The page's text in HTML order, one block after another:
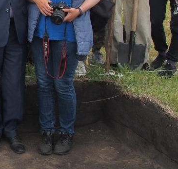
НГПУ ждет первокурсников на
собрания по зачислению
4 августа 2026